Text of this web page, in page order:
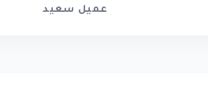
عميل سعيد